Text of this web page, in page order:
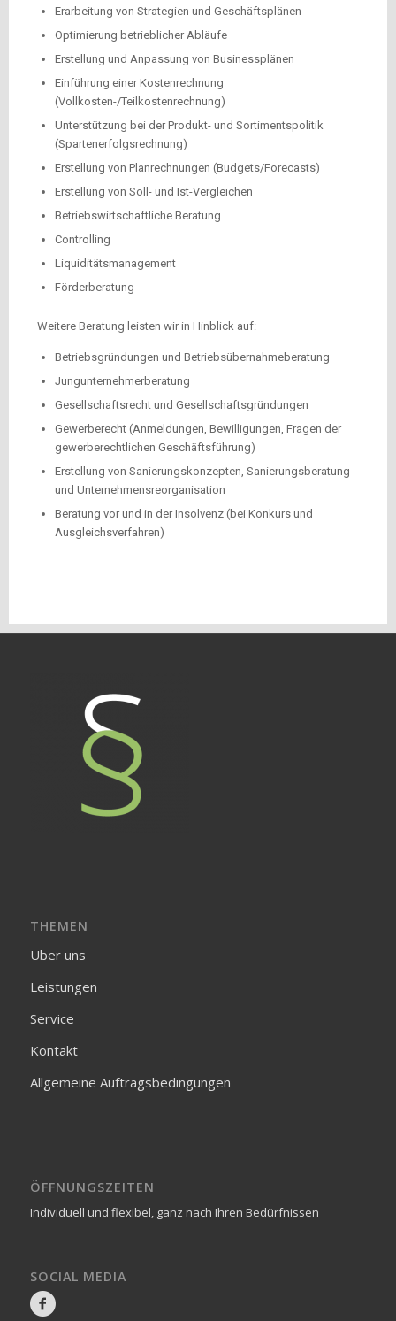
Erarbeitung von Strategien und Geschäftsplänen
Optimierung betrieblicher Abläufe
Erstellung und Anpassung von Businessplänen
Einführung einer Kostenrechnung
(Vollkosten-/Teilkostenrechnung)
Unterstützung bei der Produkt- und Sortimentspolitik
(Spartenerfolgsrechnung)
Erstellung von Planrechnungen (Budgets/Forecasts)
Erstellung von Soll- und Ist-Vergleichen
Betriebswirtschaftliche Beratung
Controlling
Liquiditätsmanagement
Förderberatung
Weitere Beratung leisten wir in Hinblick auf:
Betriebsgründungen und Betriebsübernahmeberatung
Jungunternehmerberatung
Gesellschaftsrecht und Gesellschaftsgründungen
Gewerberecht (Anmeldungen, Bewilligungen, Fragen der
gewerberechtlichen Geschäftsführung)
Erstellung von Sanierungskonzepten, Sanierungsberatung
und Unternehmensreorganisation
Beratung vor und in der Insolvenz (bei Konkurs und
Ausgleichsverfahren)
THEMEN
Über uns
Leistungen
Service
Kontakt
Allgemeine Auftragsbedingungen
ÖFFNUNGSZEITEN
Individuell und flexibel, ganz nach Ihren Bedürfnissen
SOCIAL MEDIA